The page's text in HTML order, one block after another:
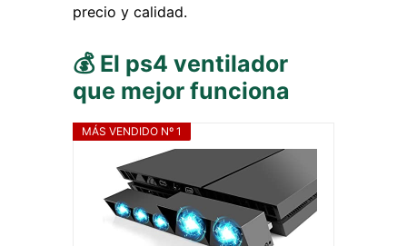
precio y calidad.
💰 El ps4 ventilador
que mejor funciona
MÁS VENDIDO Nº 1